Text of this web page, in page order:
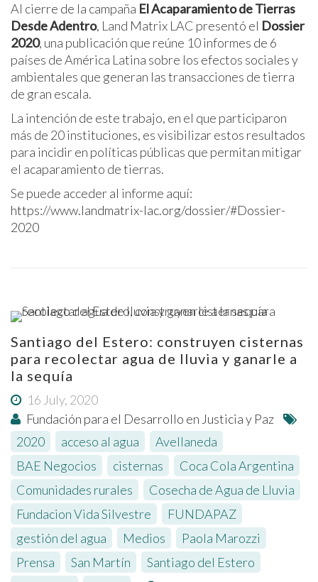
Al cierre de la campaña El Acaparamiento de Tierras
Desde Adentro, Land Matrix LAC presentó el Dossier
2020, una publicación que reúne 10 informes de 6
países de América Latina sobre los efectos sociales y
ambientales que generan las transacciones de tierra
de gran escala.
La intención de este trabajo, en el que participaron
más de 20 instituciones, es visibilizar estos resultados
para incidir en políticas públicas que permitan mitigar
el acaparamiento de tierras.
Se puede acceder al informe aquí:
https://www.landmatrix-lac.org/dossier/#Dossier-
2020
Santiago del Estero: construyen cisternas
para recolectar agua de lluvia y ganarle a
la sequía
16 July, 2020
Fundación para el Desarrollo en Justicia y Paz
2020
acceso al agua Avellaneda
BAE Negocios
cisternas Coca Cola Argentina
Comunidades rurales
Cosecha de Agua de Lluvia
Fundacion Vida Silvestre
FUNDAPAZ
gestión del agua
Medios Paola Marozzi
Prensa
San Martín Santiago del Estero